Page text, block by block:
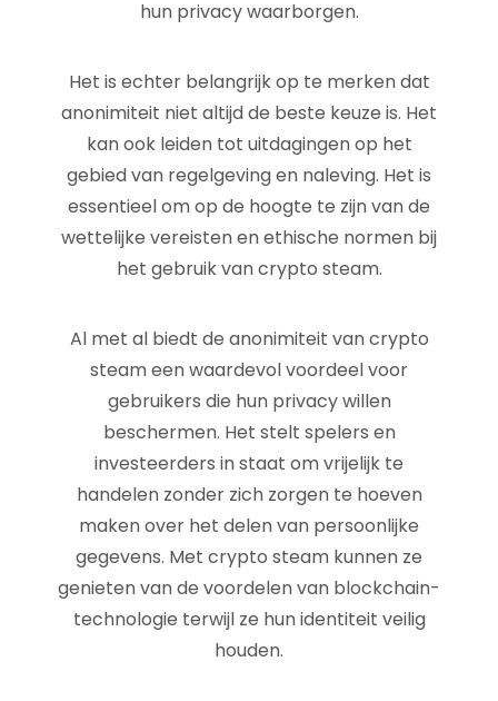
hun privacy waarborgen.
Het is echter belangrijk op te merken dat
anonimiteit niet altijd de beste keuze is. Het
kan ook leiden tot uitdagingen op het
gebied van regelgeving en naleving. Het is
essentieel om op de hoogte te zijn van de
wettelijke vereisten en ethische normen bij
het gebruik van crypto steam.
Al met al biedt de anonimiteit van crypto
steam een waardevol voordeel voor
gebruikers die hun privacy willen
beschermen. Het stelt spelers en
investeerders in staat om vrijelijk te
handelen zonder zich zorgen te hoeven
maken over het delen van persoonlijke
gegevens. Met crypto steam kunnen ze
genieten van de voordelen van blockchain-
technologie terwijl ze hun identiteit veilig
houden.